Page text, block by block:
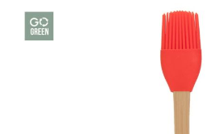
Skip
the